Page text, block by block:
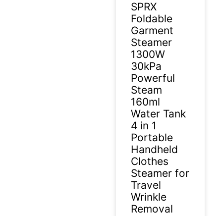
SPRX
Foldable
Garment
Steamer
1300W
30kPa
Powerful
Steam
160ml
Water Tank
4 in 1
Portable
Handheld
Clothes
Steamer for
Travel
Wrinkle
Removal